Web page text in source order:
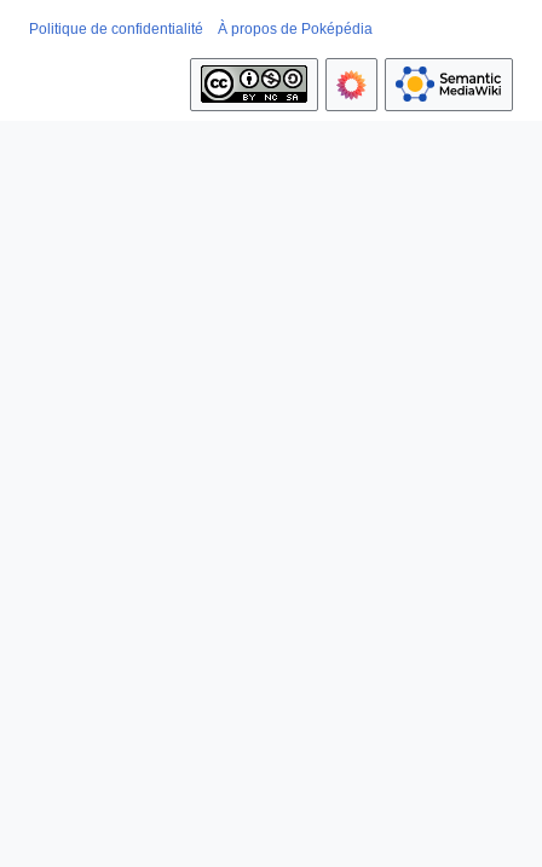
Politique de confidentialité À propos de Poképédia